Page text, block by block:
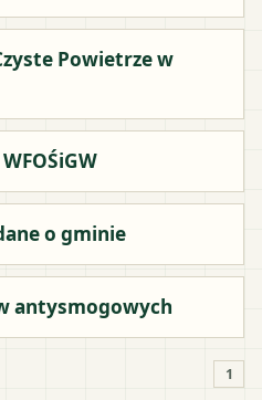
Powietrze w
o gminie
antysmogowych
1